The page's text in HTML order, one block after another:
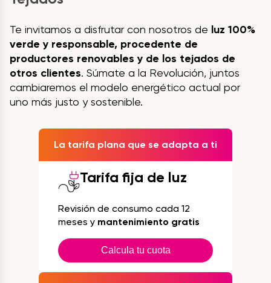
Te invitamos a disfrutar con nosotros de luz 100%
verde y responsable, procedente de
productores renovables y de los tejados de
otros clientes. Súmate a la Revolución, juntos
cambiaremos el modelo energético actual por
uno más justo y sostenible.
La tarifa plana que se adapta a ti
Tarifa fija de luz
Revisión de consumo cada 12
meses y mantenimiento gratis
Calcula tu cuota